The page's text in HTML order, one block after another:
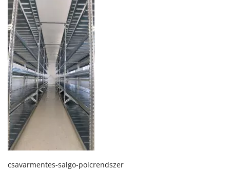
csavarmentes-salgo-polcrendszer